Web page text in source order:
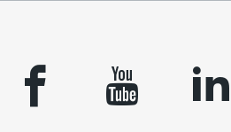
facebook youtube linkedin